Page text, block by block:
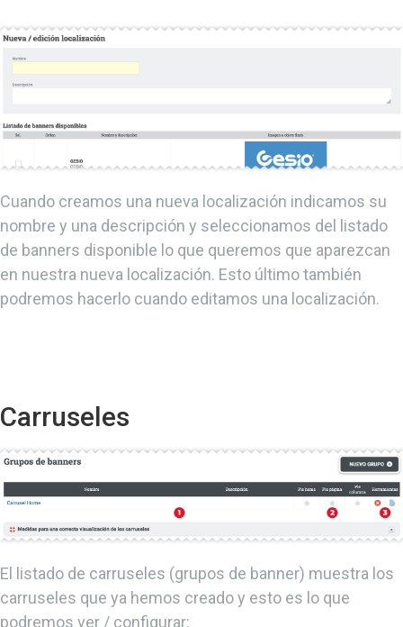
Cuando creamos una nueva localización indicamos su
nombre y una descripción y seleccionamos del listado
de banners disponible lo que queremos que aparezcan
en nuestra nueva localización. Esto último también
podremos hacerlo cuando editamos una localización.
Carruseles
El listado de carruseles (grupos de banner) muestra los
carruseles que ya hemos creado y esto es lo que
podremos ver / configurar: